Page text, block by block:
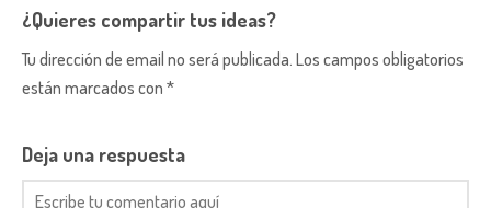
¿Quieres compartir tus ideas?
Tu dirección de email no será publicada. Los campos obligatorios
están marcados con *
Deja una respuesta